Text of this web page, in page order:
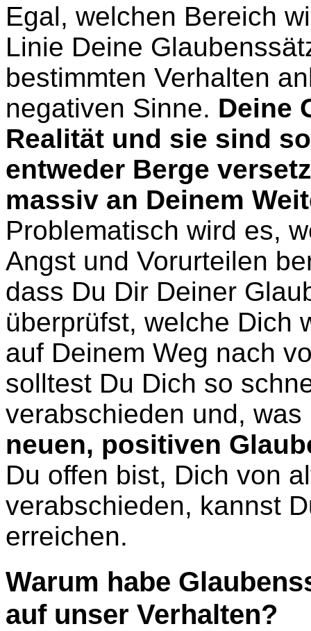
Egal, welchen Bereich
Linie Deine
bestimmten Verhalten
negativen Sinne. Deine
Realität und sie sind
entweder Berge
massiv an Deinem
Problematisch wird es,
Angst und Vorurteilen
dass Du Dir Deiner
überprüfst, welche Dich
auf Deinem Weg nach
solltest Du Dich so
verabschieden und,
neuen, positiven
Du offen bist, Dich von
verabschieden, kannst
erreichen.
Warum habe
auf unser Verhalten?